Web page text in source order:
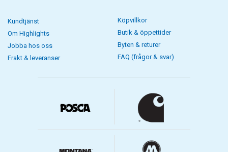
Kundtjänst
Om Highlights
Jobba hos oss
Frakt & leveranser
Köpvillkor
Butik & öppettider
Byten & returer
FAQ (frågor & svar)